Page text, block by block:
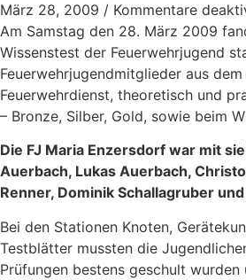
März 28, 2009 / Kommentare
Am Samstag den 28. März 2009
Wissenstest der Feuerwehrjugend
Feuerwehrjugendmitglieder aus
Feuerwehrdienst, theoretisch und
– Bronze, Silber, Gold, sowie beim
Die FJ Maria Enzersdorf war mit
Auerbach, Lukas Auerbach,
Renner, Dominik Schallagruber
Bei den Stationen Knoten,
Testblätter mussten die
Prüfungen bestens geschult